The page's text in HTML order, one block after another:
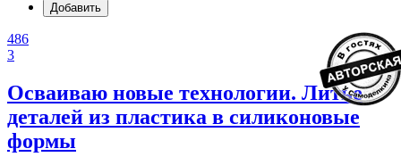
Добавить
486
3
Осваиваю новые технологии. Литье
деталей из пластика в силиконовые
формы